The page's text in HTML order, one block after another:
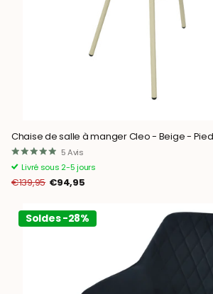
Chaise de salle à manger Cleo - Beige -
5Avis
Livré sous 2-5 jours
€139,95 €94,95
Soldes -28%